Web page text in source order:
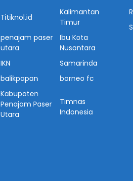
Titiknol.id
Kalimantan
Timur
penajam paser
utara
Ibu Kota
Nusantara
IKN
Samarinda
balikpapan
borneo fc
Kabupaten
Penajam Paser
Utara
Timnas
Indonesia